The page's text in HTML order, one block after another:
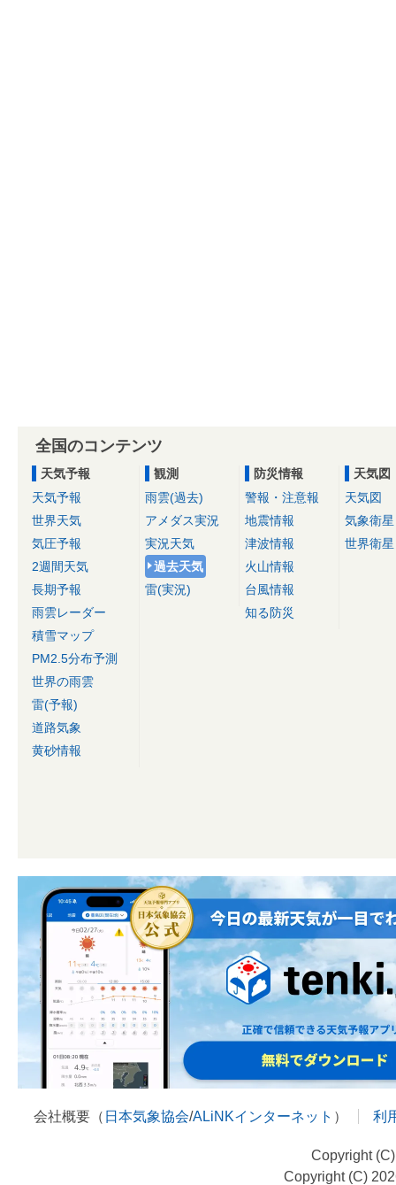
全国のコンテンツ
天気予報
天気予報
世界天気
気圧予報
2週間天気
長期予報
雨雲レーダー
積雪マップ
PM2.5分布予測
世界の雨雲
雷(予報)
道路気象
黄砂情報
観測
雨雲(過去)
アメダス実況
実況天気
過去天気
雷(実況)
防災情報
警報・注意報
地震情報
津波情報
火山情報
台風情報
知る防災
天気図
天気図
気象衛星
世界衛星
会社概要（ 日本気象協会/ALiNKインターネット ） 利
Copyright
Copyright (C)